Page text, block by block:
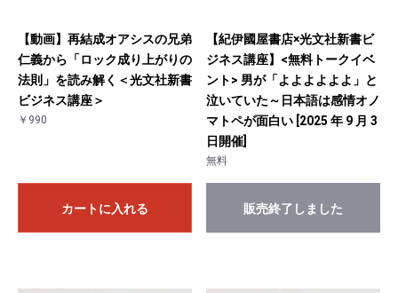
【動画】再結成オアシスの兄弟
仁義から「ロック成り上がりの
法則」を読み解く＜光文社新書
ビジネス講座＞
￥990
カートに入れる
【紀伊國屋書店×光文社新書ビ
ジネス講座】<無料トークイベ
ント> 男が「よよよよよよ」と
泣いていた～日本語は感情オノ
マトペが面白い [2025 年 9 月 3
日開催]
無料
販売終了しました